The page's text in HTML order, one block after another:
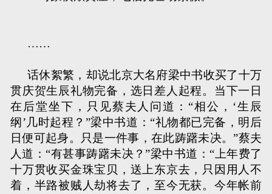
……
话休絮繁，却说北京大名府梁中书收买了十万
贯庆贺生辰礼物完备，选日差人起程。当下一日
在后堂坐下，只见蔡夫人问道：“相公，‘生辰
纲’几时起程？”梁中书道：“礼物都已完备，明后
日便可起身。只是一件事，在此踌躇未决。”蔡夫
人道：“有甚事踌躇未决？”梁中书道：“上年费了
十万贯收买金珠宝贝，送上东京去，只因用人不
着，半路被贼人劫将去了，至今无获。今年帐前